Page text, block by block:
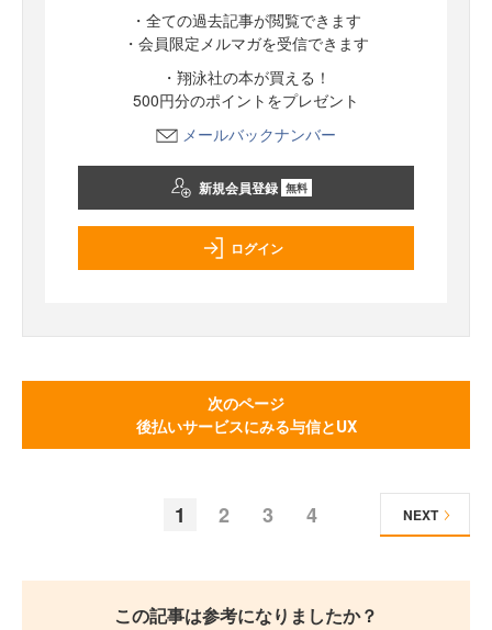
・全ての過去記事が閲覧できます
・会員限定メルマガを受信できます
・翔泳社の本が買える！
500円分のポイントをプレゼント
メールバックナンバー
新規会員登録 無料
ログイン
次のページ
後払いサービスにみる与信とUX
1 2 3 4 NEXT
この記事は参考になりましたか？